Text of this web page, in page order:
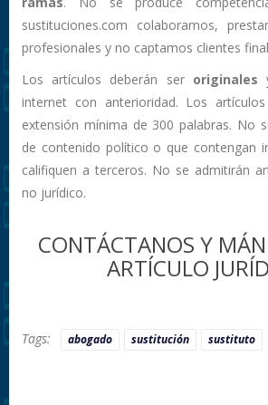
sustituciones.com colaboramos,
profesionales y no captamos clientes
Los artículos deberán ser originales
internet con anterioridad. Los
extensión mínima de 300 palabras. No
de contenido político o que contengan
califiquen a terceros. No se admitirán
no jurídico.
CONTÁCTANOS Y
ARTÍCULO
Tags: abogado sustitución sustituto